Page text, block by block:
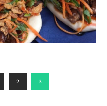
2 3